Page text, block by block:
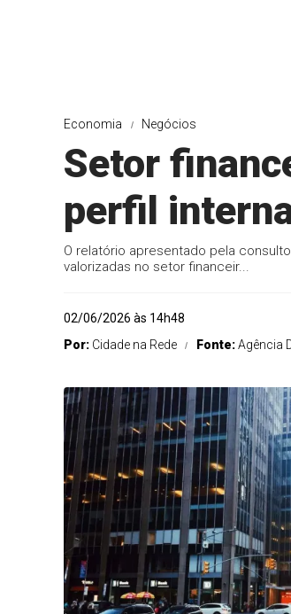
Economia Negócios
Setor
perfil
O relatório apresentado pela
valorizadas no setor financeir...
02/06/2026 às 14h48
Por: Cidade na Rede Fonte:Agência